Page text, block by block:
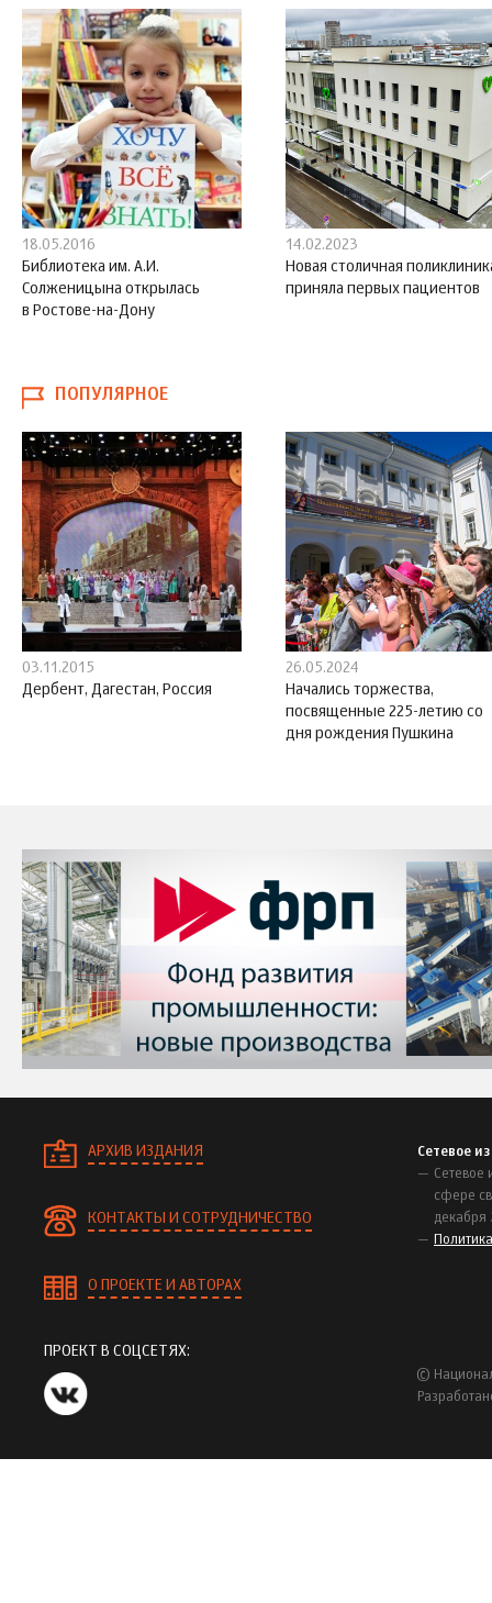
18.05.2016
Библиотека им. А.И.
Солженицына открылась
в Ростове-на-Дону
14.02.2023
Новая столичная
приняла первых пациентов
ПОПУЛЯРНОЕ
03.11.2015
Дербент, Дагестан, Россия
26.05.2024
Начались торжества,
посвященные 225-летию со
дня рождения Пушкина
АРХИВ ИЗДАНИЯ
КОНТАКТЫ И СОТРУДНИЧЕСТВО
О ПРОЕКТЕ И АВТОРАХ
Сетевое
Сетевое
сфере
декабря
ПРОЕКТ В СОЦСЕТЯХ:
©